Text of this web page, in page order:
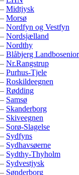
– Midtjysk
– Morsø
– Nordfyn og Vestfyn
– Nordsjælland
– Nordthy
– Blåbjerg Landbosenior
– Nr.Rangstrup
– Purhus-Tjele
– Roskildeegnen
– Rødding
– Samsø
– Skanderborg
– Skiveegnen
– Sorø-Slagelse
– Sydfyns
– Sydhavsøerne
– Sydthy-Thyholm
– Sydvestjysk
– Sønderborg